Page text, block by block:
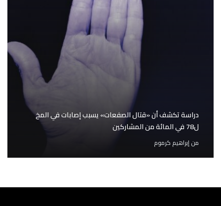
دراسة تكشف أن «قتال الصفعات» يسبب إصابات في المخ
ل78 في المائة من المشاركين
منإبراهيم كرموم